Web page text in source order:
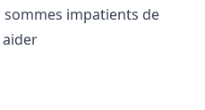
sommes impatients de